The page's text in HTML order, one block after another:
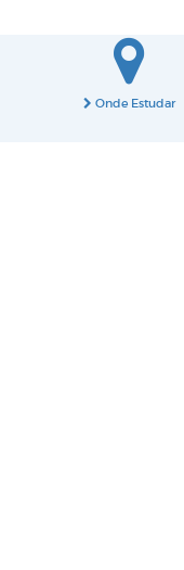
Onde Estudar